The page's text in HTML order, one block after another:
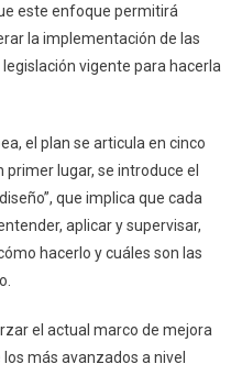
este enfoque permitirá
la implementación de las
vigente para hacerla
el plan se articula en cinco
primer lugar, se introduce el
que implica que cada
aplicar y supervisar,
hacerlo y cuáles son las
el actual marco de mejora
más avanzados a nivel